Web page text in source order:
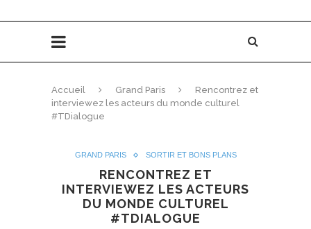
Accueil Grand Paris
Rencontrez et
interviewez les acteurs du monde culturel
#TDialogue
GRAND PARIS SORTIR ET BONS PLANS
RENCONTREZ ET
INTERVIEWEZ LES ACTEURS
DU MONDE CULTUREL
#TDIALOGUE